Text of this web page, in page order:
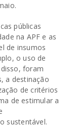
públicas
na APF e as
de insumos
o uso de
foram
a destinação
de critérios
de estimular a
sustentável.